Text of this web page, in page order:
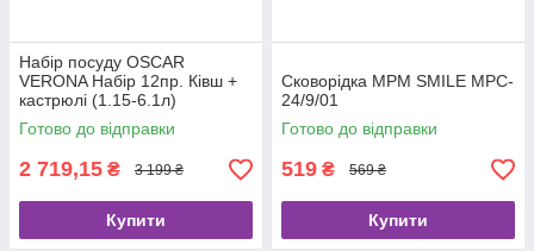
Набір посуду OSCAR
VERONA Набір 12пр. Ківш +
кастрюлі (1.15-6.1л)
Готово до відправки
2 719,15 ₴ 3 199 ₴
Купити
Сковорідка MPM SMILE MPC-
24/9/01
Готово до відправки
519 ₴ 569 ₴
Купити